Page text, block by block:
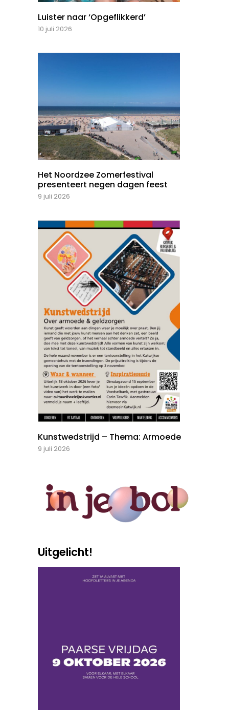
Luister naar ‘Opgeflikkerd’
10 juli 2026
Het Noordzee Zomerfestival
presenteert negen dagen feest
9 juli 2026
Kunstwedstrijd – Thema: Armoede
9 juli 2026
Uitgelicht!